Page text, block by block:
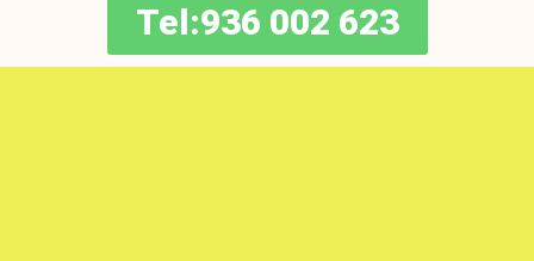
Tel:936 002 623